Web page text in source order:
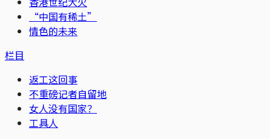
“中国有稀土”
情色的未来
栏目
返工这回事
不重磅记者自留地
女人没有国家？
工具人